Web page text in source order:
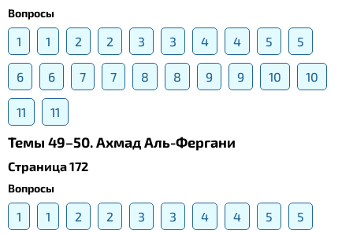
Вопросы
1 1 2 2 3 3 4 4 5 5
6 6 7 7 8 8 9 9 10 10
11 11
Темы 49–50. Ахмад Аль-Фергани
Страница 172
Вопросы
1 1 2 2 3 3 4 4 5 5